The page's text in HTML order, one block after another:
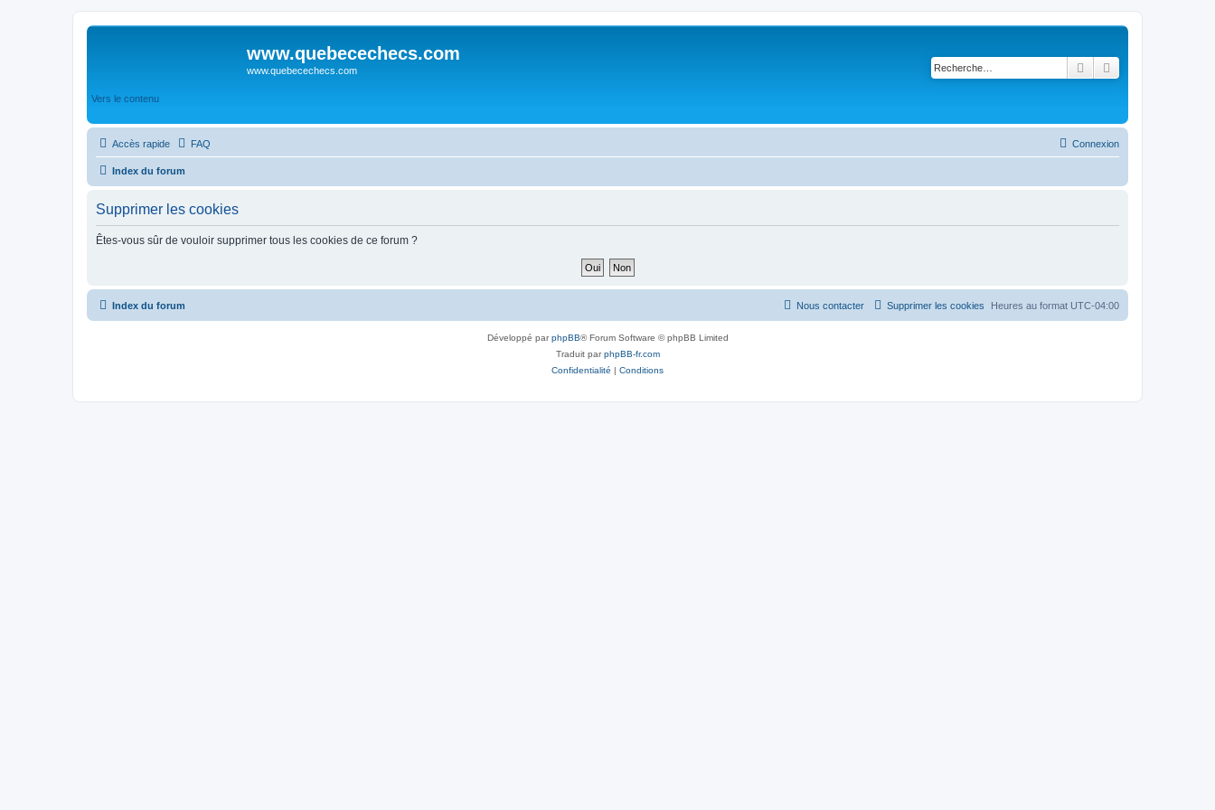
www.quebecechecs.com
www.quebecechecs.com
Vers le contenu
Rechercher
Accès rapide FAQ Connexion
Index du forum
Supprimer les cookies
Êtes-vous sûr de vouloir supprimer tous les cookies de ce forum ?
Index du forum Heures au format UTC-04:00
Supprimer les cookies
Nous contacter
Développé parphpBB® Forum Software © phpBB Limited
Traduit parphpBB-fr.com
Confidentialité | Conditions